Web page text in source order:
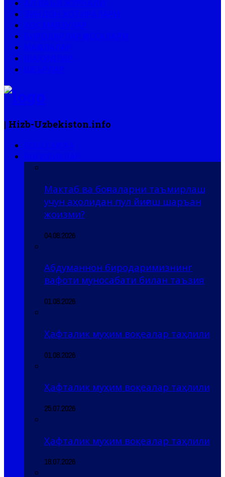
| Hizb-Uzbekiston.info
Мактаб ва боғчаларни таъмирлаш
учун аҳолидан пул йиғиш шаръан
жоизми?
04.08.2026
Абдуманнон биродаримизнинг
вафоти муносабати билан таъзия
01.08.2026
Ҳафталик муҳим воқеалар таҳлили
01.08.2026
Ҳафталик муҳим воқеалар таҳлили
25.07.2026
Ҳафталик муҳим воқеалар таҳлили
18.07.2026